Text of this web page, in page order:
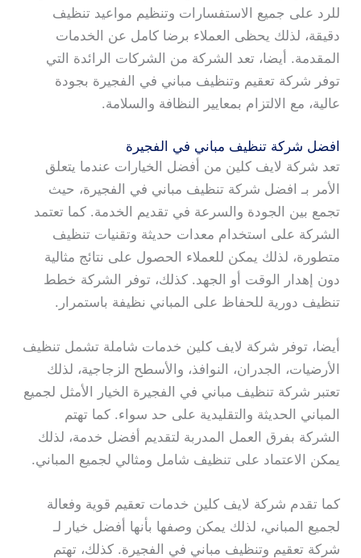
للرد على جميع الاستفسارات وتنظيم مواعيد تنظيف
دقيقة، لذلك يحظى العملاء برضا كامل عن الخدمات
المقدمة. أيضا، تعد الشركة من الشركات الرائدة التي
توفر شركة تعقيم وتنظيف مباني في الفجيرة بجودة
عالية، مع الالتزام بمعايير النظافة والسلامة.
افضل شركة تنظيف مباني في الفجيرة
تعد شركة لايف كلين من أفضل الخيارات عندما يتعلق
الأمر بـ افضل شركة تنظيف مباني في الفجيرة، حيث
تجمع بين الجودة والسرعة في تقديم الخدمة. كما تعتمد
الشركة على استخدام معدات حديثة وتقنيات تنظيف
متطورة، لذلك يمكن للعملاء الحصول على نتائج مثالية
دون إهدار الوقت أو الجهد. كذلك، توفر الشركة خطط
تنظيف دورية للحفاظ على المباني نظيفة باستمرار.
أيضا، توفر شركة لايف كلين خدمات شاملة تشمل تنظيف
الأرضيات، الجدران، النوافذ، والأسطح الزجاجية، لذلك
تعتبر شركة تنظيف مباني في الفجيرة الخيار الأمثل لجميع
المباني الحديثة والتقليدية على حد سواء. كما تهتم
الشركة بفرق العمل المدربة لتقديم أفضل خدمة، لذلك
يمكن الاعتماد على تنظيف شامل ومثالي لجميع المباني.
كما تقدم شركة لايف كلين خدمات تعقيم قوية وفعالة
لجميع المباني، لذلك يمكن وصفها بأنها أفضل خيار لـ
شركة تعقيم وتنظيف مباني في الفجيرة. كذلك، تهتم